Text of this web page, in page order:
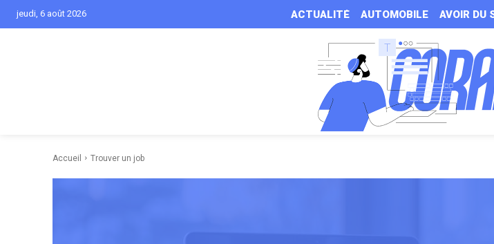
jeudi, 6 août 2026 ACTUALITÉ AUTOMOBILE AVOIR DU
Accueil Trouver un job